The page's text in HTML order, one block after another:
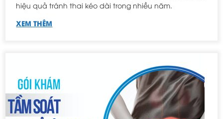
hiệu quả tránh thai kéo dài trong nhiều năm.
XEM THÊM